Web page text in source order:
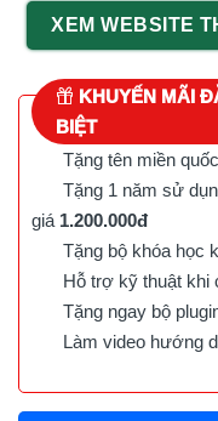
XEM WEBSITE
KHUYẾN MÃI
BIỆT
Tặng tên miền
Tặng 1 năm sử
giá 1.200.000đ
Tặng bộ khóa học
Hỗ trợ kỹ thuật khi
Tặng ngay bộ
Làm video hướng